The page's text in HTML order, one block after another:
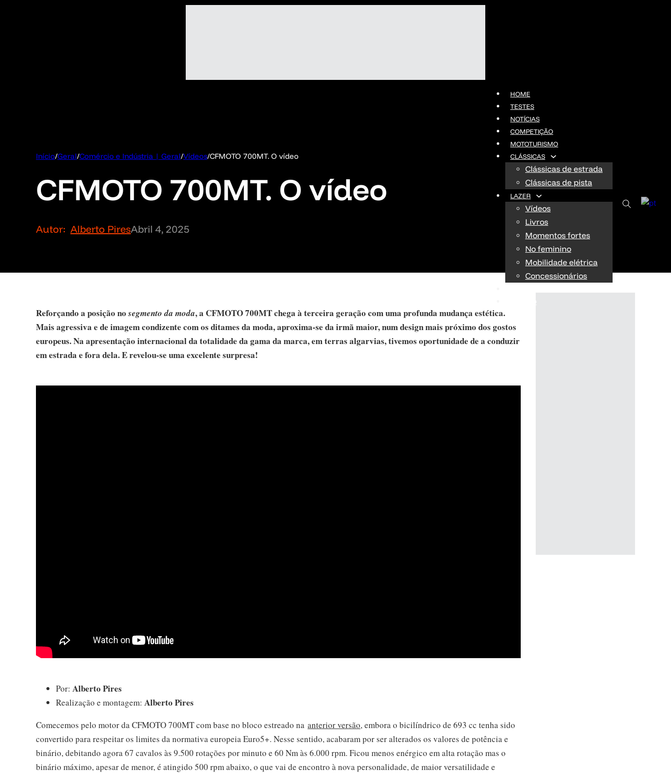
HOME
TESTES
NOTÍCIAS
COMPETIÇÃO
MOTOTURISMO
CLÁSSICAS
Clássicas de estrada
Clássicas de pista
LAZER
Vídeos
Livros
Momentos fortes
No feminino
Mobilidade elétrica
Concessionários
OPINIÃO
Início/Geral/Comércio e Indústria | Geral/Vídeos/CFMOTO 700MT. O vídeo
CFMOTO 700MT. O vídeo
Autor: Alberto PiresAbril 4, 2025
Reforçando a posição nosegmento da moda, a CFMOTO 700MT chega à terceira geração com uma profunda mudança estética.
Mais agressiva e de imagem condizente com os ditames da moda, aproxima-se da irmã maior, num design mais próximo dos gostos
europeus. Na apresentação internacional da totalidade da gama da marca, em terras algarvias, tivemos oportunidade de a conduzir
em estrada e fora dela. E revelou-se uma excelente surpresa!
Por: Alberto Pires
Realização e montagem: Alberto Pires
Comecemos pelo motor da CFMOTO 700MT com base no bloco estreado na anterior versão, embora o bicilíndrico de 693 cc tenha sido
convertido para respeitar os limites da normativa europeia Euro5+. Nesse sentido, acabaram por ser alterados os valores de potência e
binário, debitando agora 67 cavalos às 9.500 rotações por minuto e 60 Nm às 6.000 rpm. Ficou menos enérgico em alta rotação mas o
binário máximo, apesar de menor, é atingido 500 rpm abaixo, o que vai de encontro à nova personalidade, de maior versatilidade e